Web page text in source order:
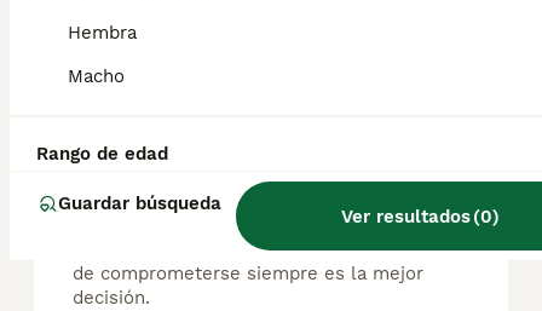
Hembra
Macho
Rango de edad
Guardar búsqueda
Ver resultados(0)
¿Cuánto cuestan los gatos
reputación del criador y la ubicación
geográfica. Es fundamental acudir a
criadores responsables que garanticen la
salud y el bienestar de los animales.
Informarse bien y comparar opciones antes
de comprometerse siempre es la mejor
decisión.